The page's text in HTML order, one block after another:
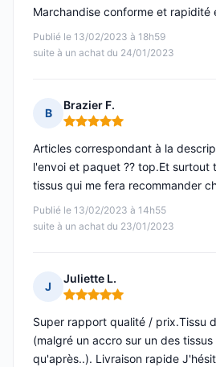
Publié le 13/02/2023 à 18h59
suite à un achat du 24/01/2023
Marchandise conforme et rapidité
B
Brazier F.
Note : 5 sur 5
Publié le 13/02/2023 à 14h55
suite à un achat du 23/01/2023
Articles correspondant à la
l'envoi et paquet ?? top.Et surtout
tissus qui me fera recommander
J
Juliette L.
Note : 5 sur 5
Super rapport qualité / prix.Tissu
(malgré un accro sur un des
qu'après..). Livraison rapide